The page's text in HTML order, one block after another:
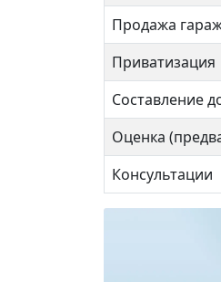
Продажа
Приватизация
Составление
Оценка
Консультации